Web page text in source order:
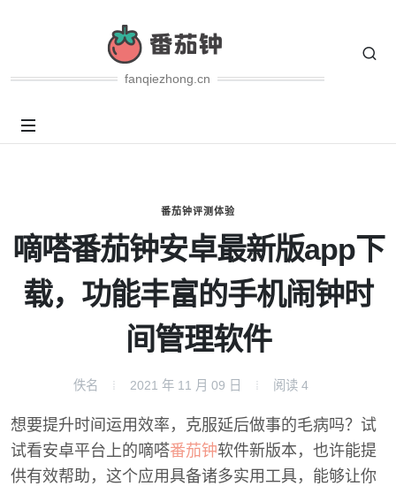
fanqiezhong.cn
番茄钟评测体验
嘀嗒番茄钟安卓最新版app下
载，功能丰富的手机闹钟时
间管理软件
佚名 2021 年 11 月 09 日 阅读 4
想要提升时间运用效率，克服延后做事的毛病吗？试
试看安卓平台上的嘀嗒番茄钟软件新版本，也许能提
供有效帮助，这个应用具备诸多实用工具，能够让你